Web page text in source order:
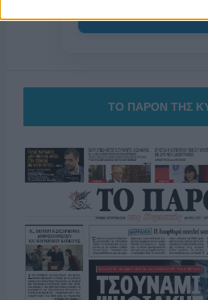
ΓΙΑ ΤΟ
ΤΟ ΠΑΡΟΝ ΤΗΣ